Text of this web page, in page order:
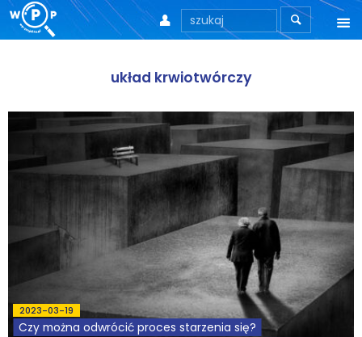

Motto
Aktualności
Teksty
Wprowadzenie
Artykuły
Krytyka teorii ID
 
układ krwiotwórczy
2023-03-19
Czy można odwrócić proces starzenia się?